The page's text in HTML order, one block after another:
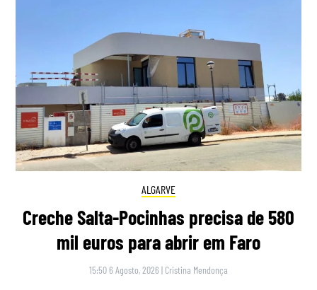
ALGARVE
Creche Salta-Pocinhas precisa de 580
mil euros para abrir em Faro
15:50 6 Agosto, 2026 | Cristina Mendonça